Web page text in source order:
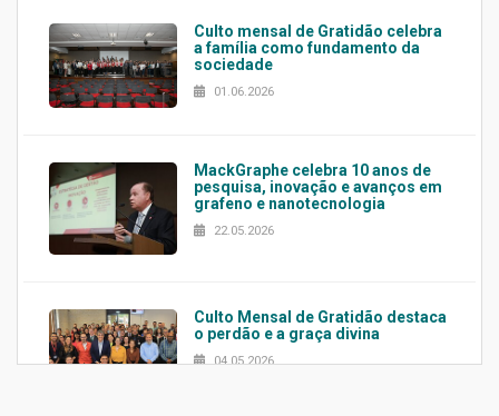
Culto mensal de Gratidão celebra
a família como fundamento da
sociedade
01.06.2026
MackGraphe celebra 10 anos de
pesquisa, inovação e avanços em
grafeno e nanotecnologia
22.05.2026
Culto Mensal de Gratidão destaca
o perdão e a graça divina
04.05.2026